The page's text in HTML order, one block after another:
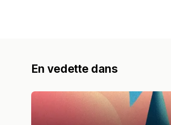
En vedette dans